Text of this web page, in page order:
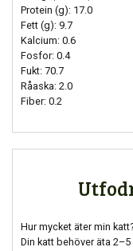
Protein (g): 17.0
Fett (g): 9.7
Kalcium: 0.6
Fosfor: 0.4
Fukt: 70.7
Råaska: 2.0
Fiber: 0.2
Hur mycket äter min
Din katt behöver äta